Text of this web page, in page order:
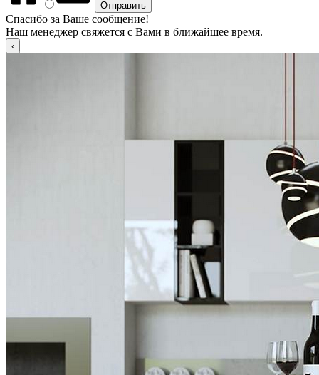
Спасибо за Ваше сообщение!
Наш менеджер свяжется с Вами в ближайшее время.